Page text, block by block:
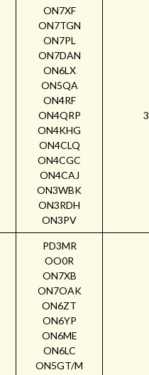
ON7XF
ON7TGN
ON7PL
ON7DAN
ON6LX
ON5QA
ON4RF
ON4QRP
ON4KHG
ON4CLQ
ON4CGC
ON4CAJ
ON3WBK
ON3RDH
ON3PV
3
PD3MR
OO0R
ON7XB
ON7OAK
ON6ZT
ON6YP
ON6ME
ON6LC
ON5GT/M